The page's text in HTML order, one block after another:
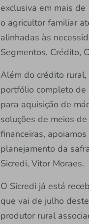
exclusiva em mais
o agricultor familiar
alinhadas às
Segmentos, Crédito,
Além do crédito
portfólio completo de
para aquisição de
soluções de meios
financeiras,
planejamento da
Sicredi, Vitor Moraes.
O Sicredi já está
que vai de julho
produtor rural